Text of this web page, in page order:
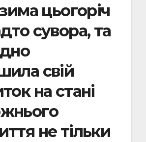
цьогоріч
сувора, та
свій
на стані
не тільки